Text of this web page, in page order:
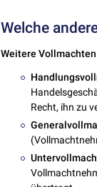
Welche
Weitere Vollmachten
Recht, ihn zu